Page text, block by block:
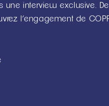
interview exclusive.
l’engagement de